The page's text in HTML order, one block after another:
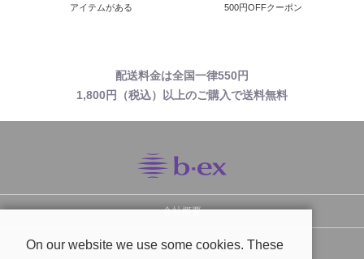
アイテムがある
500円OFFクーポン
配送料金は全国一律550円
1,800円（税込）以上のご購入で送料無料
会社概要
お問い合わせ
On our website we use some cookies. These